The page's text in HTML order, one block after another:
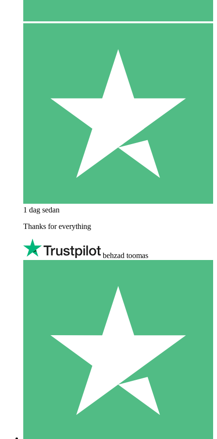
1 dag sedan
Thanks for everything
behzad toomas